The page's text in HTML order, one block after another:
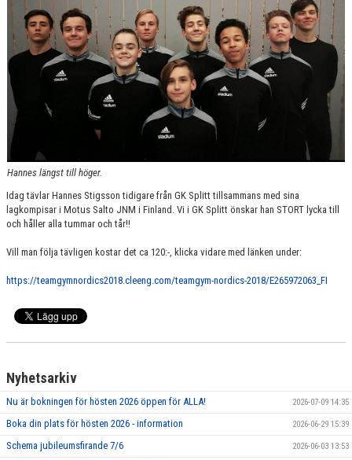
GRUPPER OCH TIDER
STÖDMEDLEM
SPONSRING
FRÅGOR & SVAR
FUNKTIONÄRER
FRITIDSKORTET
Hannes längst till höger.
Idag tävlar Hannes Stigsson tidigare från GK Splitt tillsammans med sina
lagkompisar i Motus Salto JNM i Finland. Vi i GK Splitt önskar han STORT lycka till
och håller alla tummar och tår!!
Vill man följa tävligen kostar det ca 120:-, klicka vidare med länken under:
https://teamgymnordics2018.cleeng.com/teamgym-nordics-2018/E265972063_FI
Nyhetsarkiv
Nu är bokningen för hösten 2026 öppen för ALLA! 2026-07-09 14:35
Boka din plats för hösten 2026 - information 2026-06-29 15:39
Schema jubileumsfirande 7/6 2026-06-03 13:53